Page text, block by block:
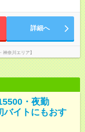
詳細へ
奈川エリア】
・夜勤
イトにもおす